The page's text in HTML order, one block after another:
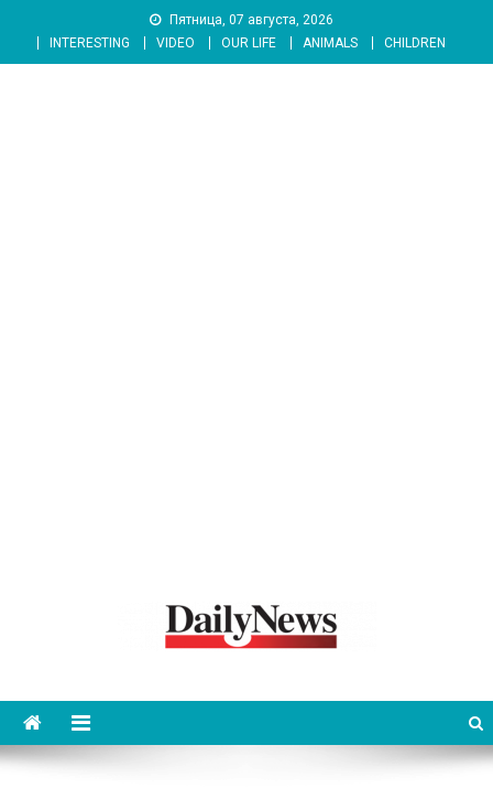
content
Пятница, 07 августа, 2026
INTERESTING
VIDEO OUR LIFE ANIMALS CHILDREN